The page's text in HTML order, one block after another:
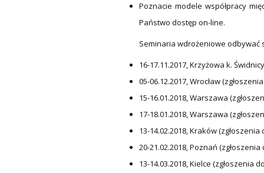
Poznacie modele współpracy
Państwo dostęp on-line.
Seminaria wdrożeniowe odbywać
16-17.11.2017, Krzyżowa k.
05-06.12.2017, Wrocław
15-16.01.2018, Warszawa
17-18.01.2018, Warszawa
13-14.02.2018, Kraków (zgłoszenia
20-21.02.2018, Poznań (zgłoszenia
13-14.03.2018, Kielce (zgłoszenia